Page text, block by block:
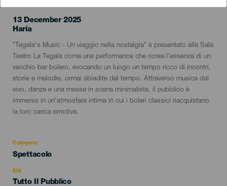
13 December 2025
Localidad
Haría
Descripción
del
evento
"Tegala's Music - Un viaggio nella nostalgia" è presentato alla Sala
Teatro La Tegala come una performance che ricrea l'essenza di un
vecchio bar bolero, evocando un luogo un tempo ricco di incontri,
storie e melodie, ormai sbiadite dal tempo. Attraverso musica dal
vivo, danza e una messa in scena minimalista, il pubblico è
immerso in un'atmosfera intima in cui i boleri classici riacquistano
la loro carica emotiva.
Categoria
Categoría
evento
Spettacolo
Età
Edad
Tutto Il Pubblico